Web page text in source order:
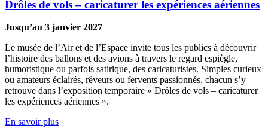
Drôles de vols – caricaturer les expériences aériennes
Jusqu’au 3 janvier 2027
Le musée de l’Air et de l’Espace invite tous les publics à découvrir
l’histoire des ballons et des avions à travers le regard espiègle,
humoristique ou parfois satirique, des caricaturistes. Simples curieux
ou amateurs éclairés, rêveurs ou fervents passionnés, chacun s’y
retrouve dans l’exposition temporaire « Drôles de vols – caricaturer
les expériences aériennes ».
En savoir plus